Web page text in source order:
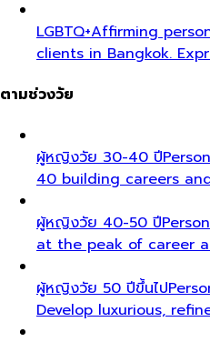
LGBTQ+Affirming
clients in Bangkok.
ตามช่วงวัย
ผู้หญิงวัย 30-40 ปี
40 building careers
ผู้หญิงวัย 40-50 ปี
at the peak of career
ผู้หญิงวัย 50 ปีขึ้นไป
Develop luxurious,